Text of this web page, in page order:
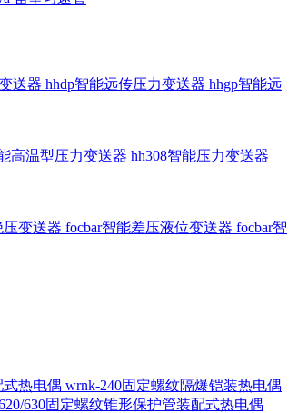
送器 hhdp智能远传压力变送器 hhgp智能远
高温型压力变送器 hh308智能压力变送器
压变送器 focbar智能差压液位变送器 focbar智
式热电偶 wrnk-240固定螺纹隔爆铠装热电偶
630固定螺纹锥形保护管装配式热电偶